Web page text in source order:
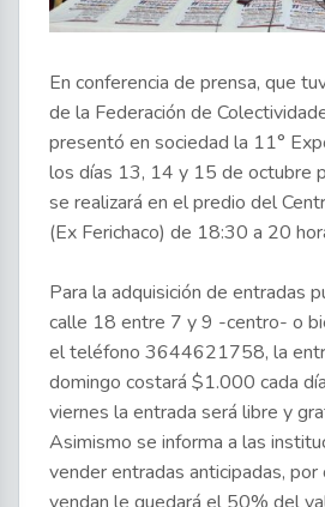
En conferencia de prensa, que
de la Federación de
presentó en sociedad la 11°
los días 13, 14 y 15 de octubre
se realizará en el predio del
(Ex Ferichaco) de 18:30 a 20
Para la adquisición de entradas
calle 18 entre 7 y 9 -centro- o
el teléfono 3644621758, la
domingo costará $1.000 cada
viernes la entrada será libre y
Asimismo se informa a las
vender entradas anticipadas, por
vendan le quedará el 50% del